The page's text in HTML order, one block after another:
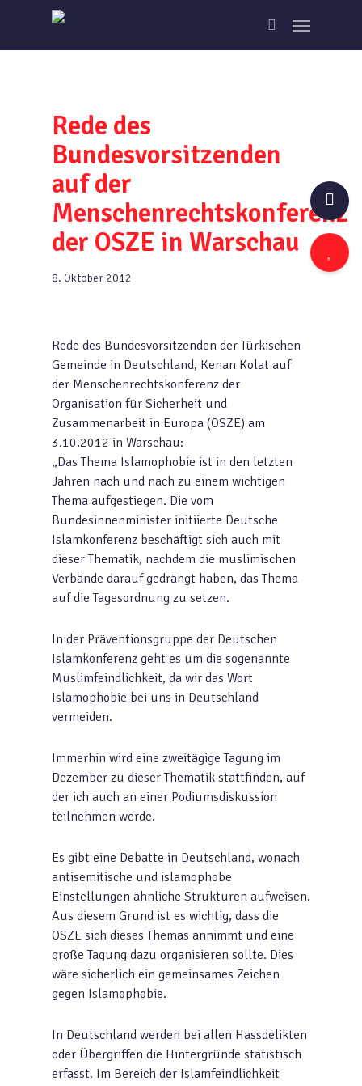
main
search
Menu
Rede des
Bundesvorsitzenden
auf der
Menschenrechtskonferenz
der OSZE in Warschau
8. Oktober 2012
Rede des Bundesvorsitzenden der Türkischen
Gemeinde in Deutschland, Kenan Kolat auf
der Menschenrechtskonferenz der
Organisation für Sicherheit und
Zusammenarbeit in Europa (OSZE) am
3.10.2012 in Warschau:
„Das Thema Islamophobie ist in den letzten
Jahren nach und nach zu einem wichtigen
Thema aufgestiegen. Die vom
Bundesinnenminister initiierte Deutsche
Islamkonferenz beschäftigt sich auch mit
dieser Thematik, nachdem die muslimischen
Verbände darauf gedrängt haben, das Thema
auf die Tagesordnung zu setzen.
In der Präventionsgruppe der Deutschen
Islamkonferenz geht es um die sogenannte
Muslimfeindlichkeit, da wir das Wort
Islamophobie bei uns in Deutschland
vermeiden.
Immerhin wird eine zweitägige Tagung im
Dezember zu dieser Thematik stattfinden, auf
der ich auch an einer Podiumsdiskussion
teilnehmen werde.
Es gibt eine Debatte in Deutschland, wonach
antisemitische und islamophobe
Einstellungen ähnliche Strukturen aufweisen.
Aus diesem Grund ist es wichtig, dass die
OSZE sich dieses Themas annimmt und eine
große Tagung dazu organisieren sollte. Dies
wäre sicherlich ein gemeinsames Zeichen
gegen Islamophobie.
In Deutschland werden bei allen Hassdelikten
oder Übergriffen die Hintergründe statistisch
erfasst. Im Bereich der Islamfeindlichkeit